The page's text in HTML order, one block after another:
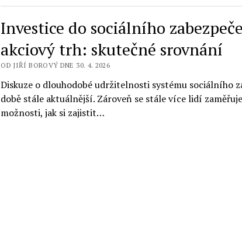
Investice do sociálního
akciový trh: skutečné srovnání
OD JIŘÍ BOROVÝ DNE 30. 4. 2026
Diskuze o dlouhodobé udržitelnosti systému sociálního
době stále aktuálnější. Zároveň se stále více lidí
možnosti, jak si zajistit…